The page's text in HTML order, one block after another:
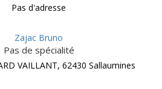
Pas d'adresse
Zajac Bruno
Pas de spécialité
VAILLANT, 62430 Sallaumines